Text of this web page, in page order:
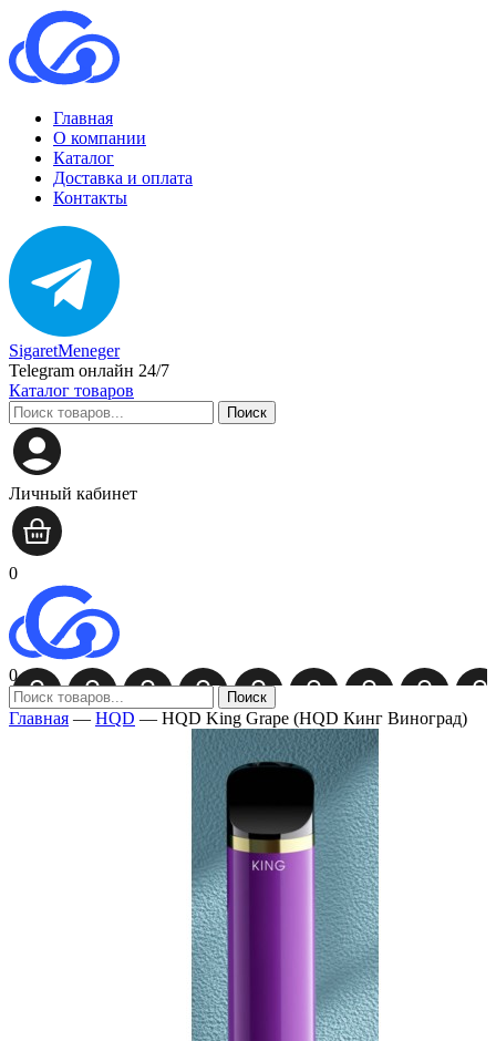
Главная
О компании
Каталог
Доставка и оплата
Контакты
SigaretMeneger
Telegram онлайн 24/7
Каталог товаров
Поиск
Личный кабинет
0
0
Поиск
Главная — HQD — HQD King Grape (HQD Кинг Виноград)